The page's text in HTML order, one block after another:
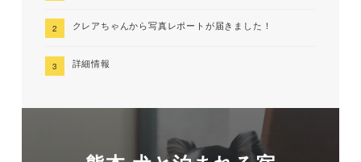
クレアちゃんから写真レポートが届きました！
詳細情報